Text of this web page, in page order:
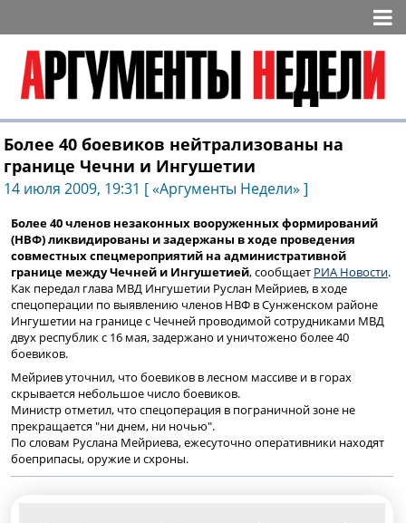
Более 40 боевиков нейтрализованы на
границе Чечни и Ингушетии
14 июля 2009, 19:31 [ «Аргументы Недели» ]
Более 40 членов незаконных вооруженных формирований
(НВФ) ликвидированы и задержаны в ходе проведения
совместных спецмероприятий на административной
границе между Чечней и Ингушетией, сообщает РИА Новости.
Как передал глава МВД Ингушетии Руслан Мейриев, в ходе
спецоперации по выявлению членов НВФ в Сунженском районе
Ингушетии на границе с Чечней проводимой сотрудниками МВД
двух республик с 16 мая, задержано и уничтожено более 40
боевиков.
Мейриев уточнил, что боевиков в лесном массиве и в горах
скрывается небольшое число боевиков.
Министр отметил, что спецоперация в пограничной зоне не
прекращается "ни днем, ни ночью".
По словам Руслана Мейриева, ежесуточно оперативники находят
боеприпасы, оружие и схроны.